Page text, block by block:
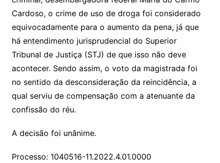
Cardoso, o crime de uso de droga foi considerado
equivocadamente para o aumento da pena, já que
há entendimento jurisprudencial do Superior
Tribunal de Justiça (STJ) de que isso não deve
acontecer. Sendo assim, o voto da magistrada foi
no sentido da desconsideração da reincidência, a
qual serviu de compensação com a atenuante da
confissão do réu.
A decisão foi unânime.
Processo: 1040516-11.2022.4.01.0000